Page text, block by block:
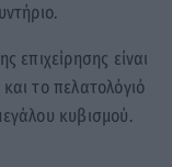
επιχείρησης είναι
το πελατολόγιό
κυβισμού.